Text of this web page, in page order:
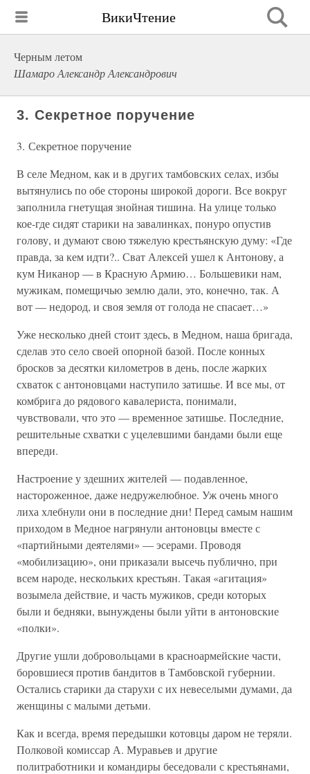
ВикиЧтение
Черным летом
Шамаро Александр Александрович
3. Секретное поручение
3. Секретное поручение
В селе Медном, как и в других тамбовских селах, избы
вытянулись по обе стороны широкой дороги. Все вокруг
заполнила гнетущая знойная тишина. На улице только
кое-где сидят старики на завалинках, понуро опустив
голову, и думают свою тяжелую крестьянскую думу: «Где
правда, за кем идти?.. Сват Алексей ушел к Антонову, а
кум Никанор — в Красную Армию… Большевики нам,
мужикам, помещичью землю дали, это, конечно, так. А
вот — недород, и своя земля от голода не спасает…»
Уже несколько дней стоит здесь, в Медном, наша бригада,
сделав это село своей опорной базой. После конных
бросков за десятки километров в день, после жарких
схваток с антоновцами наступило затишье. И все мы, от
комбрига до рядового кавалериста, понимали,
чувствовали, что это — временное затишье. Последние,
решительные схватки с уцелевшими бандами были еще
впереди.
Настроение у здешних жителей — подавленное,
настороженное, даже недружелюбное. Уж очень много
лиха хлебнули они в последние дни! Перед самым нашим
приходом в Медное нагрянули антоновцы вместе с
«партийными деятелями» — эсерами. Проводя
«мобилизацию», они приказали высечь публично, при
всем народе, нескольких крестьян. Такая «агитация»
возымела действие, и часть мужиков, среди которых
были и бедняки, вынуждены были уйти в антоновские
«полки».
Другие ушли добровольцами в красноармейские части,
боровшиеся против бандитов в Тамбовской губернии.
Остались старики да старухи с их невеселыми думами, да
женщины с малыми детьми.
Как и всегда, время передышки котовцы даром не теряли.
Полковой комиссар А. Муравьев и другие
политработники и командиры беседовали с крестьянами,